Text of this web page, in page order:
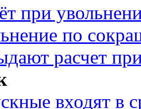
при
по
расчет
входят в